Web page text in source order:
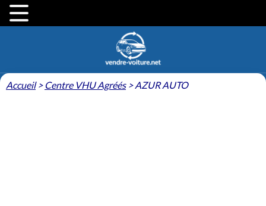
Accueil> Centre VHU Agréés>AZUR AUTO